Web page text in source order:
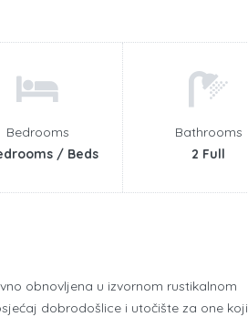
Bedrooms
/ Beds
Bathrooms
2 Full
obnovljena u izvornom rustikalnom
dobrodošlice i utočište za one koji